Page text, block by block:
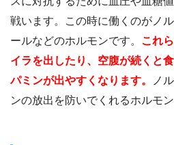
戦います。この時に働くのがノ
ールなどのホルモンです。 これ
イラを出したり、空腹が続くと
パミンが出やすくなります。
ノ
ンの放出を防いでくれるホルモ